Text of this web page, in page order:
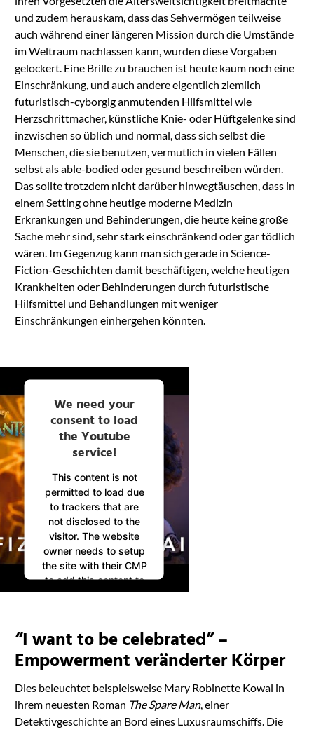
und zudem herauskam, dass das Sehvermögen teilweise
auch während einer längeren Mission durch die Umstände
im Weltraum nachlassen kann, wurden diese Vorgaben
gelockert. Eine Brille zu brauchen ist heute kaum noch eine
Einschränkung, und auch andere eigentlich ziemlich
futuristisch-cyborgig anmutenden Hilfsmittel wie
Herzschrittmacher, künstliche Knie- oder Hüftgelenke sind
inzwischen so üblich und normal, dass sich selbst die
Menschen, die sie benutzen, vermutlich in vielen Fällen
selbst als able-bodied oder gesund beschreiben würden.
Das sollte trotzdem nicht darüber hinwegtäuschen, dass in
einem Setting ohne heutige moderne Medizin
Erkrankungen und Behinderungen, die heute keine große
Sache mehr sind, sehr stark einschränkend oder gar tödlich
wären. Im Gegenzug kann man sich gerade in Science-
Fiction-Geschichten damit beschäftigen, welche heutigen
Krankheiten oder Behinderungen durch futuristische
Hilfsmittel und Behandlungen mit weniger
Einschränkungen einhergehen könnten.
We need your
consent to load
the Youtube
service!
This content is not
permitted to load due
to trackers that are
not disclosed to the
visitor. The website
owner needs to setup
the site with their CMP
to add this content to
the list of technologies
Usercentrics Consent
Management
Platform
“I want to be celebrated” –
Empowerment veränderter Körper
Dies beleuchtet beispielsweise Mary Robinette Kowal in
ihrem neuesten Roman The Spare Man, einer
Detektivgeschichte an Bord eines Luxusraumschiffs. Die